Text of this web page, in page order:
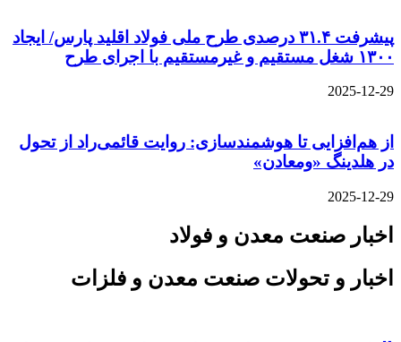
پیشرفت ۳۱.۴ درصدی طرح ملی فولاد اقلید پارس/ ایجاد
۱۳۰۰ شغل مستقیم و غیرمستقیم با اجرای طرح
2025-12-29
از هم‌افزایی تا هوشمندسازی: روایت قائمی‌راد از تحول
در هلدینگ «ومعادن»
2025-12-29
اخبار صنعت معدن و فولاد
اخبار و تحولات صنعت معدن و فلزات